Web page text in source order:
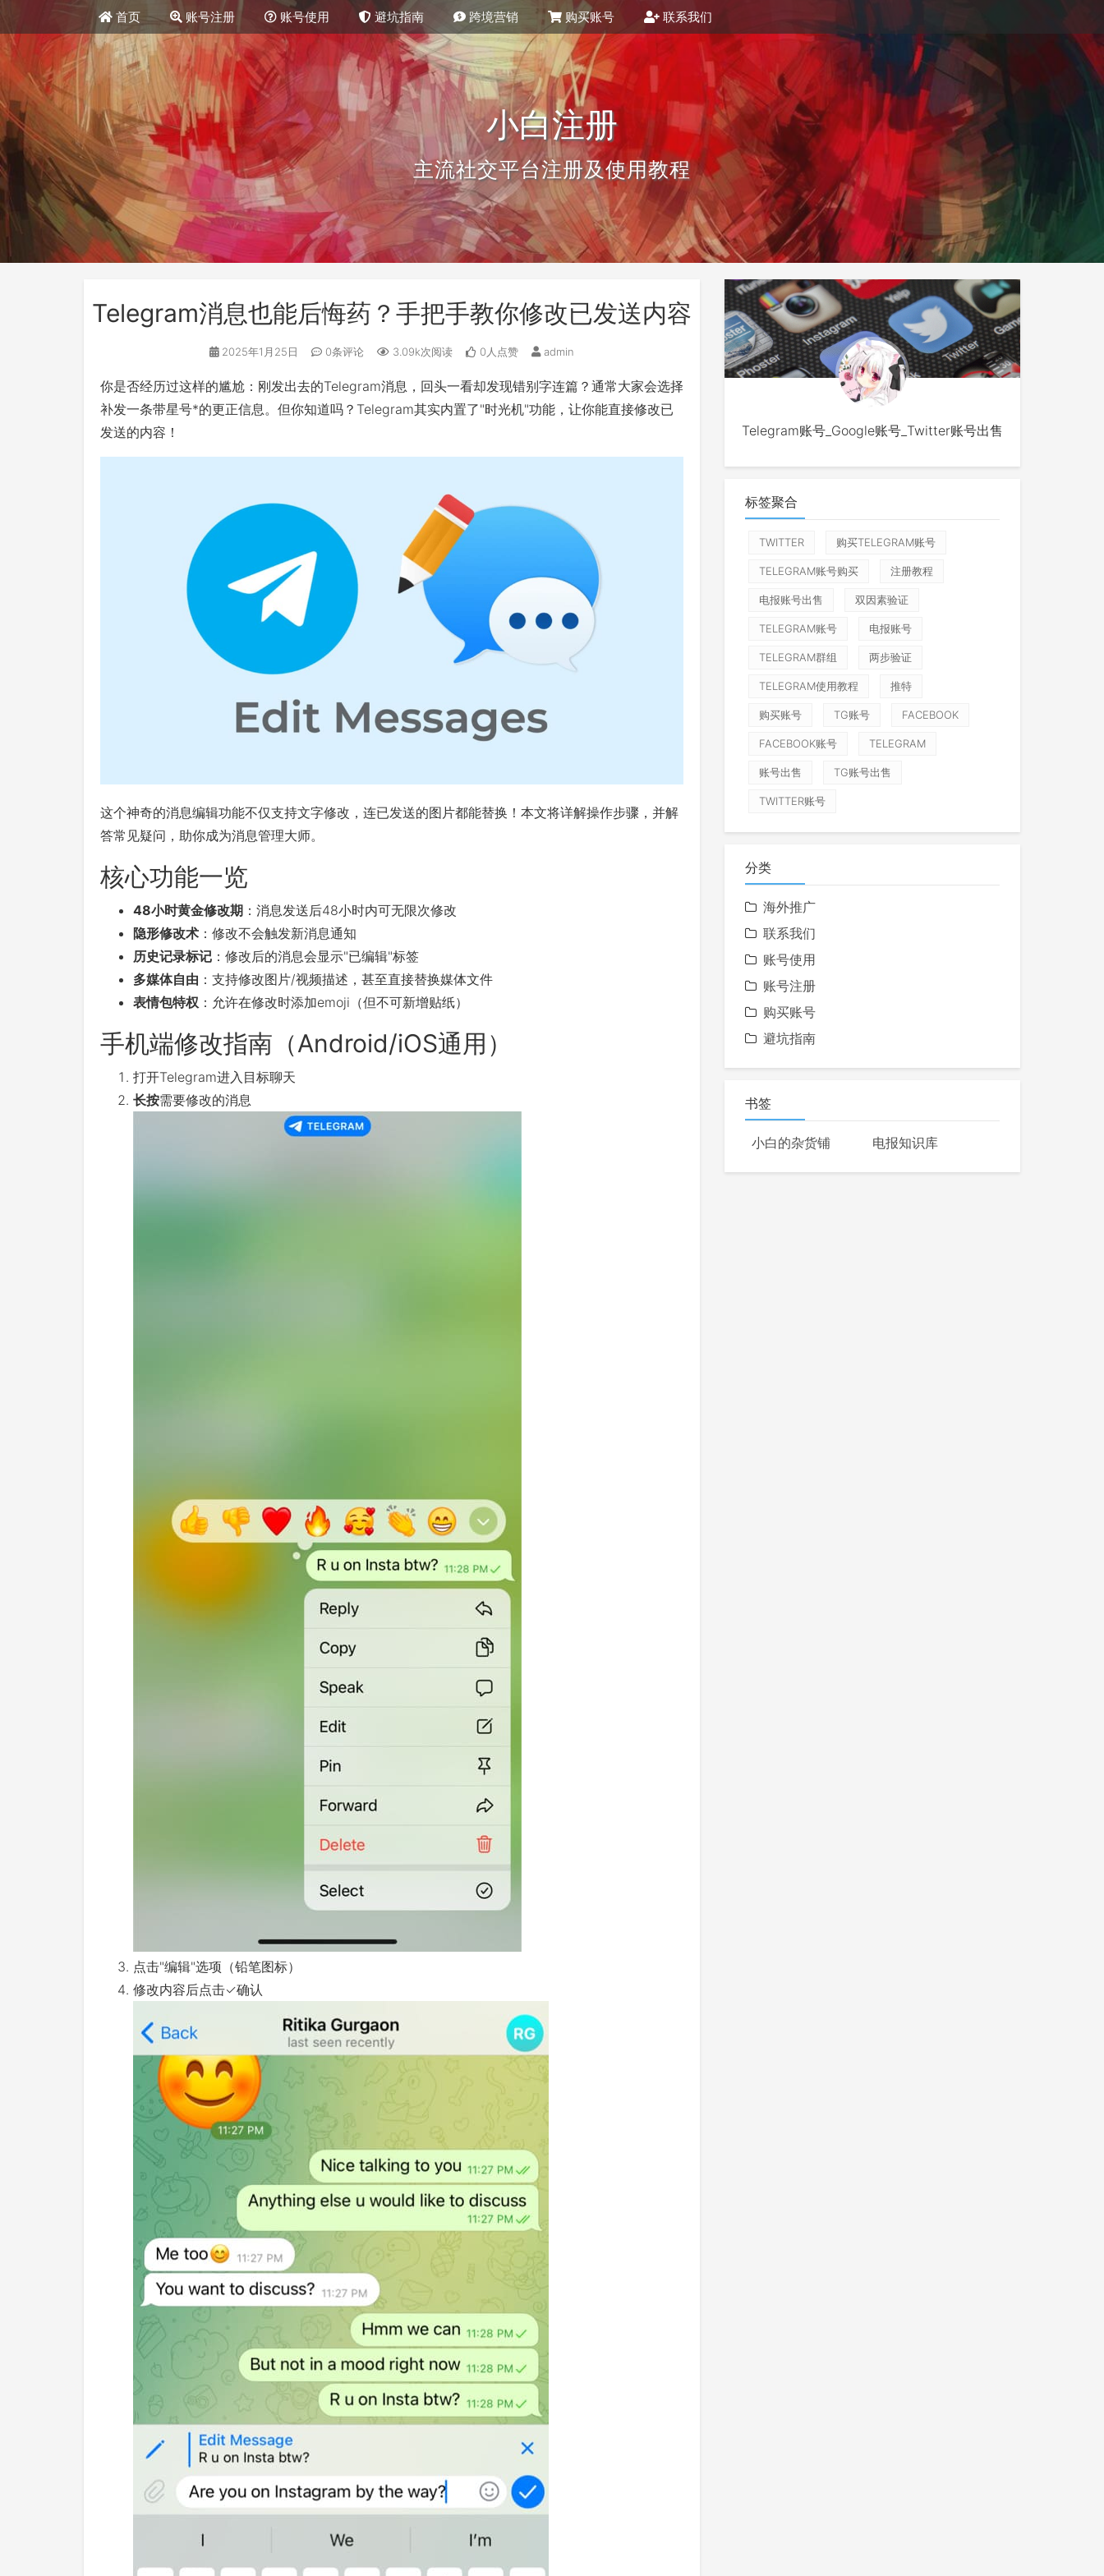
首页 账号注册 账号使用 避坑指南 跨境营销 购买账号 联系我们
小白注册
主流社交平台注册及使用教程
Telegram消息也能后悔药？手把手教你修改已发送内容
2025年1月25日 0条评论 3.09k次阅读 0人点赞 admin
你是否经历过这样的尴尬：刚发出去的Telegram消息，回头一看却发现错别字连篇？通常大家会选择
补发一条带星号*的更正信息。但你知道吗？Telegram其实内置了"时光机"功能，让你能直接修改已
发送的内容！
这个神奇的消息编辑功能不仅支持文字修改，连已发送的图片都能替换！本文将详解操作步骤，并解
答常见疑问，助你成为消息管理大师。
核心功能一览
48小时黄金修改期 ：消息发送后48小时内可无限次修改
隐形修改术 ：修改不会触发新消息通知
历史记录标记 ：修改后的消息会显示"已编辑"标签
多媒体自由 ：支持修改图片/视频描述，甚至直接替换媒体文件
表情包特权 ：允许在修改时添加emoji（但不可新增贴纸）
手机端修改指南（Android/iOS通用）
打开Telegram进入目标聊天
长按需要修改的消息
点击"编辑"选项（铅笔图标）
修改内容后点击✓确认
Telegram账号_Google账号_Twitter账号出售
标签聚合
TWITTER 购买TELEGRAM账号
TELEGRAM账号购买 注册教程
电报账号出售 双因素验证
TELEGRAM账号 电报账号
TELEGRAM群组 两步验证
TELEGRAM使用教程 推特
购买账号 TG账号 FACEBOOK
FACEBOOK账号 TELEGRAM
账号出售 TG账号出售
TWITTER账号
分类
海外推广
联系我们
账号使用
账号注册
购买账号
避坑指南
书签
小白的杂货铺 电报知识库